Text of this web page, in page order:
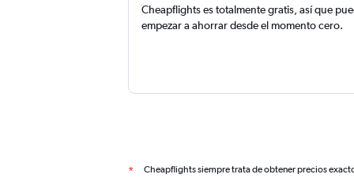
Cheapflights es totalmente gratis, así que
empezar a ahorrar desde el momento cero.
*
Cheapflights siempre trata de obtener precios